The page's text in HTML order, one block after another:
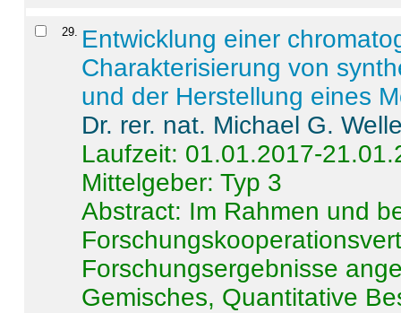
29. Entwicklung einer
Charakterisierung von
und der Herstellung eines
Dr. rer. nat. Michael G.
Laufzeit: 01.01.2017-
Mittelgeber: Typ 3
Abstract: Im Rahmen und
Forschungsergebnisse
Gemisches, Quantitative